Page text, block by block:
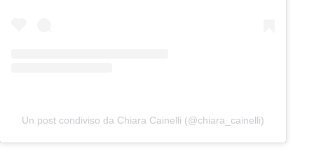
Un post condiviso da Chiara Cainelli (@chiara_cainelli)